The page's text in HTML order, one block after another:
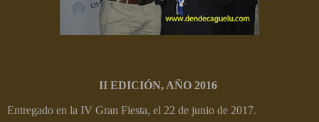
II EDICIÓN, AÑO 2016
Entregado en la IV Gran Fiesta, el 22 de junio de 2017.